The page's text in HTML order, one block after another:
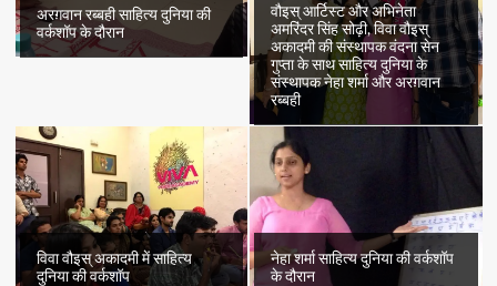
अरग़वान रब्बही साहित्य दुनिया की
वर्कशॉप के दौरान
वौइस् आर्टिस्ट और अभिनेता
अमरिंदर सिंह सोढ़ी, विवा वौइस्
अकादमी की संस्थापक वंदना सेन
गुप्ता के साथ साहित्य दुनिया के
संस्थापक नेहा शर्मा और अरग़वान
रब्बही
विवा वौइस् अकादमी में साहित्य
दुनिया की वर्कशॉप
नेहा शर्मा साहित्य दुनिया की वर्कशॉप
के दौरान